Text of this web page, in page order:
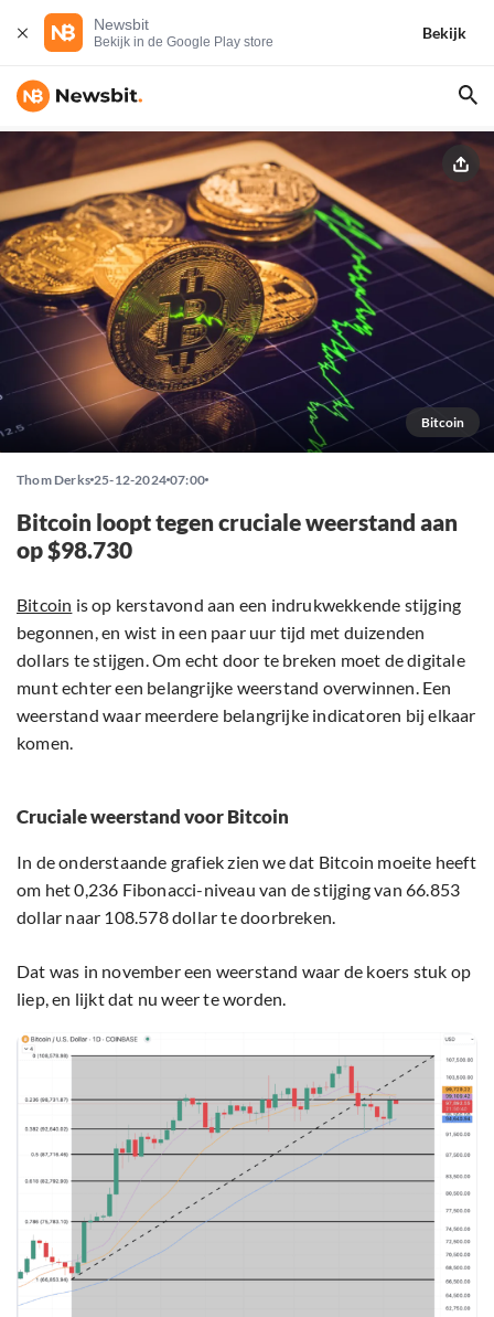
Newsbit
Bekijk in de Google Play store
Bekijk
Bitcoin
Thom Derks 25-12-2024 07:00
Bitcoin loopt tegen cruciale weerstand aan
op $98.730
Bitcoin is op kerstavond aan een indrukwekkende stijging
begonnen, en wist in een paar uur tijd met duizenden
dollars te stijgen. Om echt door te breken moet de digitale
munt echter een belangrijke weerstand overwinnen. Een
weerstand waar meerdere belangrijke indicatoren bij elkaar
komen.
Cruciale weerstand voor Bitcoin
In de onderstaande grafiek zien we dat Bitcoin moeite heeft
om het 0,236 Fibonacci-niveau van de stijging van 66.853
dollar naar 108.578 dollar te doorbreken.
Dat was in november een weerstand waar de koers stuk op
liep, en lijkt dat nu weer te worden.